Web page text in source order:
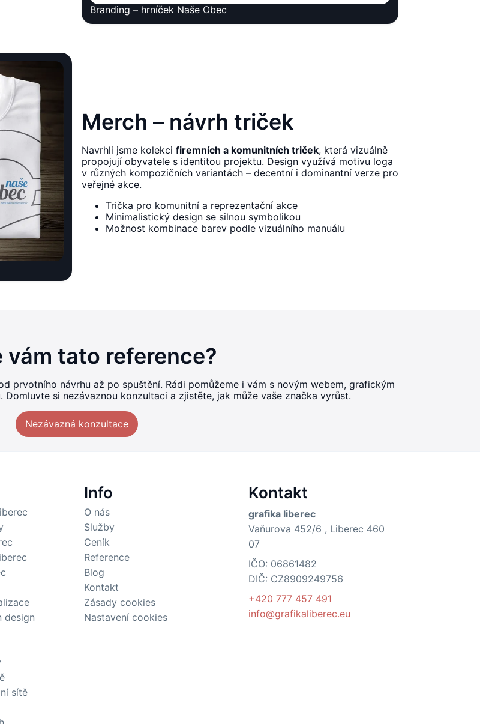
Branding – hrníček Naše Obec
Merch – návrh triček
Navrhli jsme kolekci firemních a komunitních triček, která vizuálně
propojují obyvatele s identitou projektu. Design využívá motivu loga
v různých kompozičních variantách – decentní i dominantní verze pro
veřejné akce.
Trička pro komunitní a reprezentační akce
Minimalistický design se silnou symbolikou
Možnost kombinace barev podle vizuálního manuálu
vám tato reference?
prvotního návrhu až po spuštění. Rádi pomůžeme i vám s novým webem, grafickým
si nezávaznou konzultaci a zjistěte, jak může vaše značka vyrůst.
Nezávazná konzultace
design
sítě
Info
O nás
Služby
Ceník
Reference
Blog
Kontakt
Zásady cookies
Nastavení cookies
Kontakt
grafika liberec
Vaňurova 452/6 , Liberec 460
07
IČO: 06861482
DIČ: CZ8909249756
+420 777 457 491
info@grafikaliberec.eu